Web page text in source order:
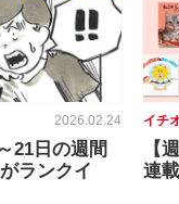
2026.02.24
21日の週間
ランクイ
イチ
【
連